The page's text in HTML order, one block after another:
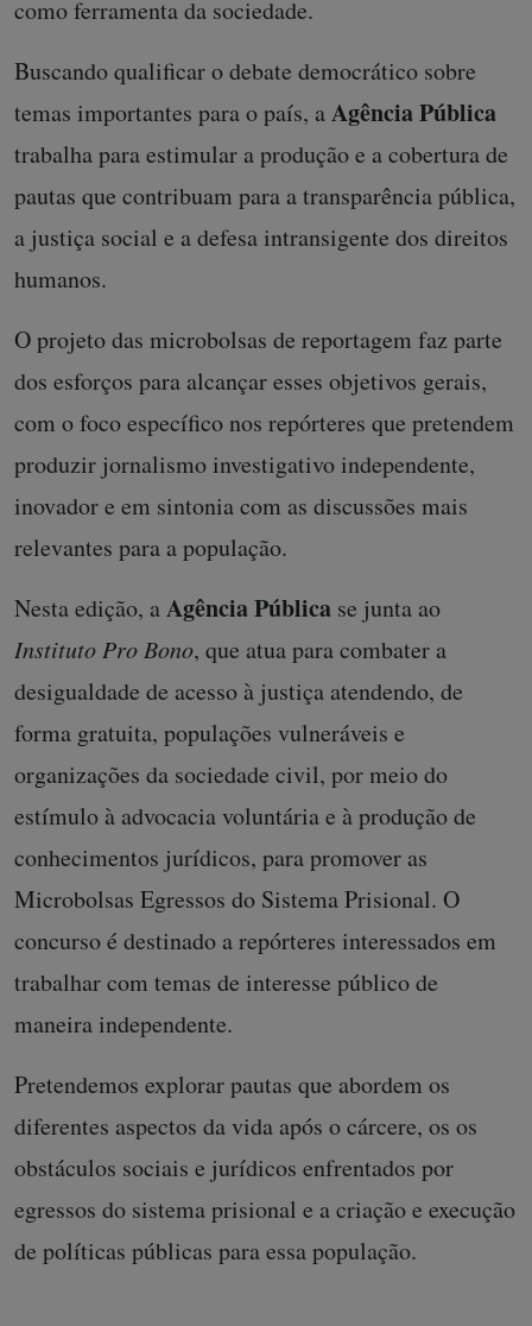
como ferramenta da sociedade.
Buscando qualificar o debate democrático sobre
temas importantes para o país, aAgência Pública
trabalha para estimular a produção e a cobertura de
pautas que contribuam para a transparência pública,
a justiça social e a defesa intransigente dos direitos
humanos.
O projeto das microbolsas de reportagem faz parte
dos esforços para alcançar esses objetivos gerais,
com o foco específico nos repórteres que pretendem
produzir jornalismo investigativo independente,
inovador e em sintonia com as discussões mais
relevantes para a população.
Nesta edição, aAgência Pública se junta ao
Instituto Pro Bono, que atua para combater a
desigualdade de acesso à justiça atendendo, de
forma gratuita, populações vulneráveis e
organizações da sociedade civil, por meio do
estímulo à advocacia voluntária e à produção de
conhecimentos jurídicos, para promover as
Microbolsas Egressos do Sistema Prisional. O
concurso é destinado a repórteres interessados em
trabalhar com temas de interesse público de
maneira independente.
Pretendemos explorar pautas que abordem os
diferentes aspectos da vida após o cárcere, os os
obstáculos sociais e jurídicos enfrentados por
egressos do sistema prisional e a criação e execução
de políticas públicas para essa população.